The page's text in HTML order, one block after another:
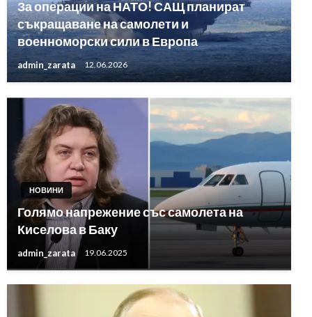
За операции на НАТО! САЩ планират
съкращаване на самолети и
военноморски сили в Европа
admin_zarata 12.06.2026
НОВИНИ
Голямо напрежение със самолета на
Киселова в Баку
admin_zarata 19.06.2025